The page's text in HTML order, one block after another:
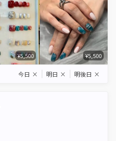
¥5,500 ¥5,500
今日 × 明日 × 明後日 ×